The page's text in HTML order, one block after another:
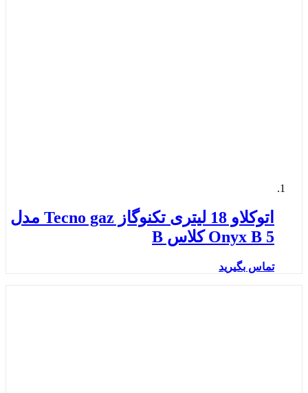
اتوکلاو 18 لیتری تکنوگاز Tecno gaz مدل
Onyx B 5 کلاس B
تماس بگیرید